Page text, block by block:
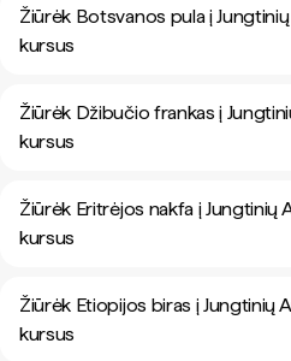
Žiūrėk Botsvanos pula į
kursus
Žiūrėk Džibučio frankas į
kursus
Žiūrėk Eritrėjos nakfa į Jungtinių
kursus
Žiūrėk Etiopijos biras į Jungtinių
kursus